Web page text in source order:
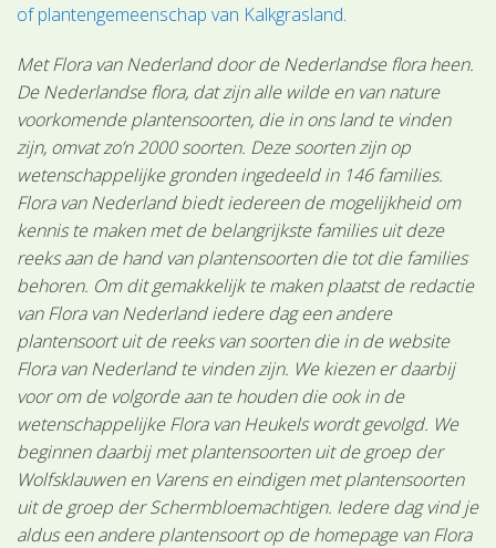
of plantengemeenschap van Kalkgrasland.
Met Flora van Nederland door de Nederlandse flora heen.
De Nederlandse flora, dat zijn alle wilde en van nature
voorkomende plantensoorten, die in ons land te vinden
zijn, omvat zo’n 2000 soorten. Deze soorten zijn op
wetenschappelijke gronden ingedeeld in 146 families.
Flora van Nederland biedt iedereen de mogelijkheid om
kennis te maken met de belangrijkste families uit deze
reeks aan de hand van plantensoorten die tot die families
behoren. Om dit gemakkelijk te maken plaatst de redactie
van Flora van Nederland iedere dag een andere
plantensoort uit de reeks van soorten die in de website
Flora van Nederland te vinden zijn. We kiezen er daarbij
voor om de volgorde aan te houden die ook in de
wetenschappelijke Flora van Heukels wordt gevolgd. We
beginnen daarbij met plantensoorten uit de groep der
Wolfsklauwen en Varens en eindigen met plantensoorten
uit de groep der Schermbloemachtigen. Iedere dag vind je
aldus een andere plantensoort op de homepage van Flora